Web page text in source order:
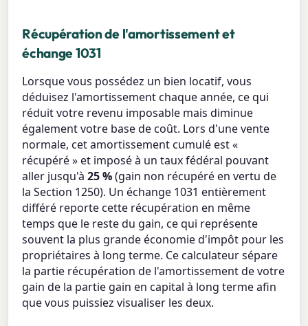
Récupération de l'amortissement et
échange 1031
Lorsque vous possédez un bien locatif, vous
déduisez l'amortissement chaque année, ce qui
réduit votre revenu imposable mais diminue
également votre base de coût. Lors d'une vente
normale, cet amortissement cumulé est «
récupéré » et imposé à un taux fédéral pouvant
aller jusqu'à25 %(gain non récupéré en vertu de
la Section 1250). Un échange 1031 entièrement
différé reporte cette récupération en même
temps que le reste du gain, ce qui représente
souvent la plus grande économie d'impôt pour les
propriétaires à long terme. Ce calculateur sépare
la partie récupération de l'amortissement de votre
gain de la partie gain en capital à long terme afin
que vous puissiez visualiser les deux.